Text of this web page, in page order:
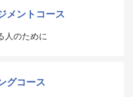
メントコース
人のために
グコース